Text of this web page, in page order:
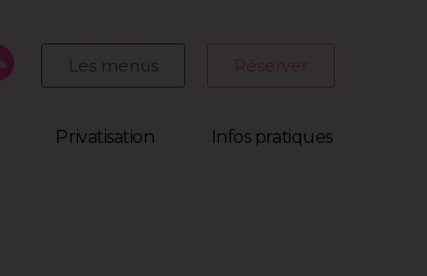
Les menus Réserver
Privatisation Infos pratiques